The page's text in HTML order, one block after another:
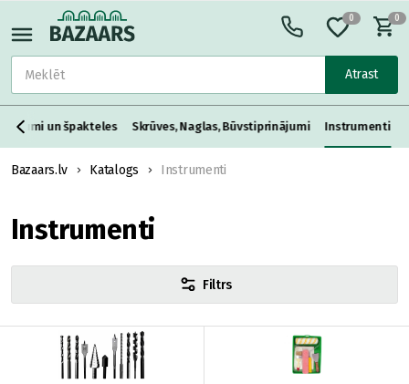
Atrast
0 0
un špakteles Skrūves, Naglas, Būvstiprinājumi Instrumenti
Bazaars.lv Katalogs Instrumenti
Instrumenti
Filtrs